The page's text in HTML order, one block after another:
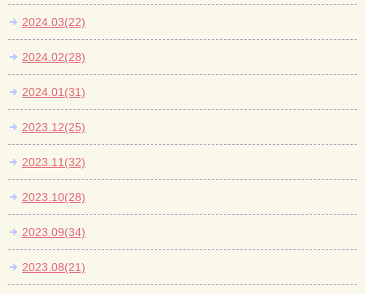
2024.03(22)
2024.02(28)
2024.01(31)
2023.12(25)
2023.11(32)
2023.10(28)
2023.09(34)
2023.08(21)